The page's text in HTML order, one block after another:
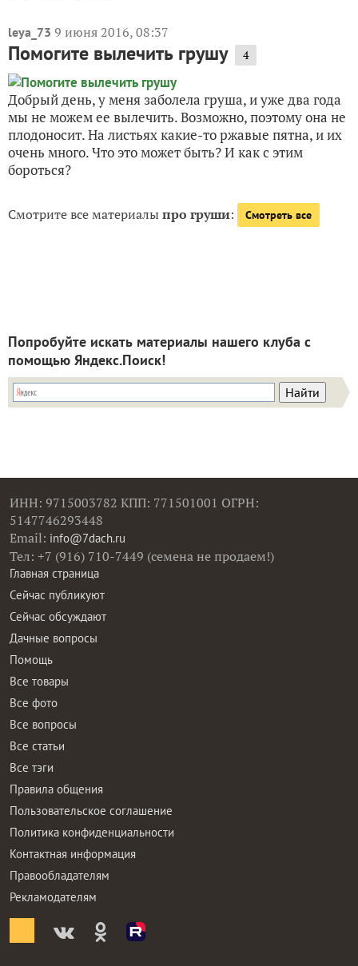
leya_73 9 июня 2016, 08:37
Помогите вылечить грушу 4
Добрый день, у меня заболела груша, и уже два года
мы не можем ее вылечить. Возможно, поэтому она не
плодоносит. На листьях какие-то ржавые пятна, и их
очень много. Что это может быть? И как с этим
бороться?
Смотрите все материалыпро груши: Смотреть все
Попробуйте искать материалы нашего клуба с
помощью Яндекс.Поиск!
ИНН: 9715003782 КПП: 771501001 ОГРН:
5147746293448
Email: info@7dach.ru
Тел: +7 (916) 710-7449 (семена не продаем!)
Главная страница
Сейчас публикуют
Сейчас обсуждают
Дачные вопросы
Помощь
Все товары
Все фото
Все вопросы
Все статьи
Все тэги
Правила общения
Пользовательское соглашение
Политика конфиденциальности
Контактная информация
Правообладателям
Рекламодателям